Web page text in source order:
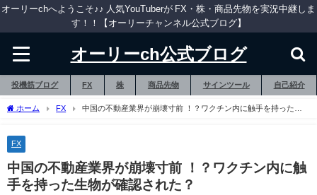
オーリーchへようこそ♪♪ 人気YouTuberが FX・株・商品先物を実況中継しま
す！！【オーリーチャンネル公式ブログ】
オーリーch公式ブログ
投機筋ブログ FX 株 商品先物 サインツール 自己紹介
ホーム FX
中国の不動産業界が崩壊寸前 ！？ワクチン内に触手を持った生
FX
中国の不動産業界が崩壊寸前 ！？ワクチン内に触
手を持った生物が確認された？